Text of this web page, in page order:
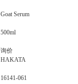
Goat Serum
500ml
询价
HAKATA
16141-061